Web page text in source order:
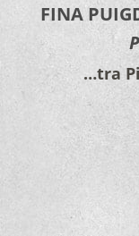
FINA
…tra